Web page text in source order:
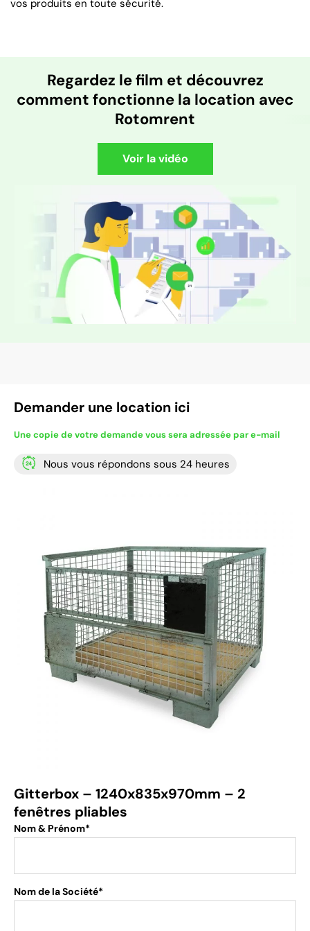
vos produits en toute sécurité.
Regardez le film et découvrez
comment fonctionne la location avec
Rotomrent
Voir la vidéo
Demander une location ici
Une copie de votre demande vous sera adressée par e-mail
Nous vous répondons sous 24 heures
Gitterbox – 1240x835x970mm – 2
fenêtres pliables
Nom & Prénom*
Nom de la Société*